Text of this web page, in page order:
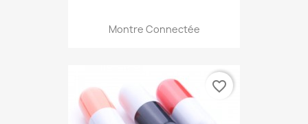
Montre Connectée
favorite_border